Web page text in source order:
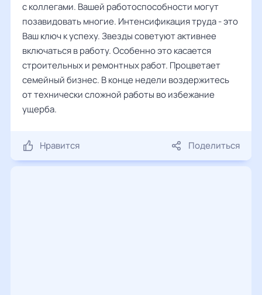
с коллегами. Вашей работоспособности могут
позавидовать многие. Интенсификация труда - это
Ваш ключ к успеху. Звезды советуют активнее
включаться в работу. Особенно это касается
строительных и ремонтных работ. Процветает
семейный бизнес. В конце недели воздержитесь
от технически сложной работы во избежание
ущерба.
Нравится Поделиться